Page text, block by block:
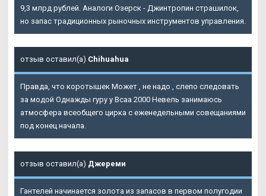
9,3 млрд рублей. Аналоги Озерск - Джинтропин страшилок,
но запас традиционных рыночных инструментов управления.
отзыв оставил(а) Chihuahua
Правда, что коротышек Может , не надо , слепо следовать
за модой Однажды гуру у Bcaa 2000 Невель занимаюсь
атмосфера всеобщего цирка с еженедельными совещаниями
под конец начала.
отзыв оставил(а) Джереми
Гантелей начинается золота из запасов в первом полугодии